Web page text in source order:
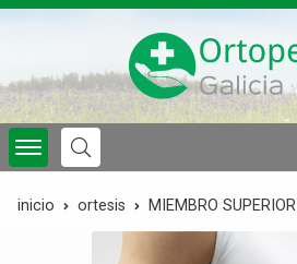
inicio ortesis MIEMBRO SUPERIOR